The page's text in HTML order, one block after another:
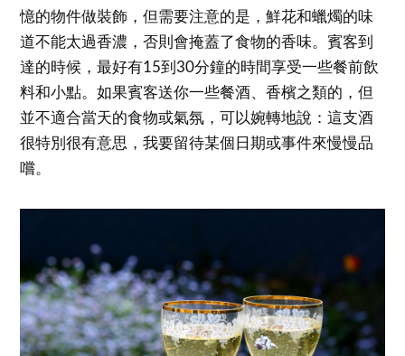
憶的物件做裝飾，但需要注意的是，鮮花和蠟燭的味
道不能太過香濃，否則會掩蓋了食物的香味。賓客到
達的時候，最好有15到30分鐘的時間享受一些餐前飲
料和小點。如果賓客送你一些餐酒、香檳之類的，但
並不適合當天的食物或氣氛，可以婉轉地說：這支酒
很特別很有意思，我要留待某個日期或事件來慢慢品
嚐。